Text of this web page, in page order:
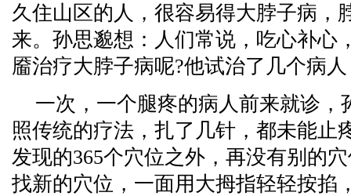
久住山区的人，很容易得大脖子病，
来。孙思邈想：人们常说，吃心补心
靥治疗大脖子病呢?他试治了几个病
一次，一个腿疼的病人前来就诊，
照传统的疗法，扎了几针，都未能止
发现的365个穴位之外，再没有别的
找新的穴位，一面用大拇指轻轻按掐